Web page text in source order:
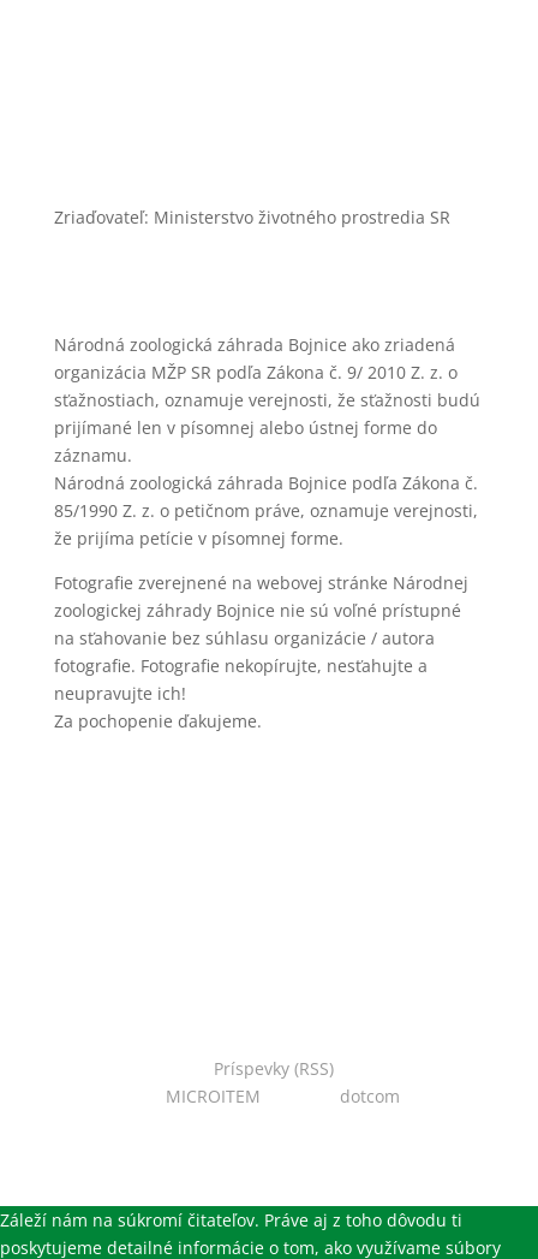
Zriaďovateľ: Ministerstvo životného prostredia SR
Národná zoologická záhrada Bojnice ako zriadená
organizácia MŽP SR podľa Zákona č. 9/ 2010 Z. z. o
sťažnostiach, oznamuje verejnosti, že sťažnosti budú
prijímané len v písomnej alebo ústnej forme do
záznamu.
Národná zoologická záhrada Bojnice podľa Zákona č.
85/1990 Z. z. o petičnom práve, oznamuje verejnosti,
že prijíma petície v písomnej forme.
Fotografie zverejnené na webovej stránke Národnej
zoologickej záhrady Bojnice nie sú voľné prístupné
na sťahovanie bez súhlasu organizácie / autora
fotografie. Fotografie nekopírujte, nesťahujte a
neupravujte ich!
Za pochopenie ďakujeme.
Príspevky (RSS)
MICROITEM dotcom
Záleží nám na súkromí čitateľov. Práve aj z toho dôvodu ti
poskytujeme detailné informácie o tom, ako využívame súbory